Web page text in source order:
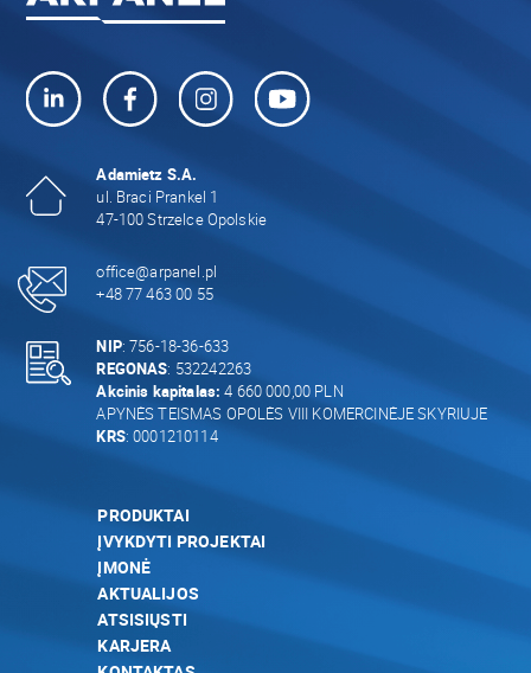
Adamietz S.A.
ul. Braci Prankel 1
47-100 Strzelce Opolskie
office@arpanel.pl
+48 77 463 00 55
NIP: 756-18-36-633
REGONAS: 532242263
Akcinis kapitalas: 4 660 000,00 PLN
APYNĖS TEISMAS OPOLĖS VIII KOMERCINĖJE SKYRIUJE
KRS: 0001210114
PRODUKTAI
ĮVYKDYTI PROJEKTAI
ĮMONĖ
AKTUALIJOS
ATSISIŲSTI
KARJERA